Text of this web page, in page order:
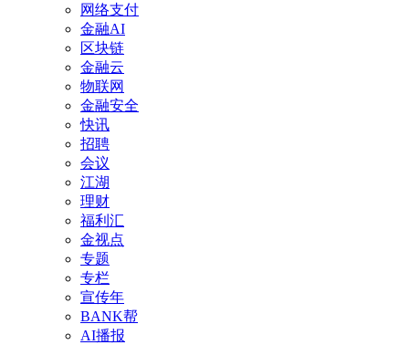
网络支付
金融AI
区块链
金融云
物联网
金融安全
快讯
招聘
会议
江湖
理财
福利汇
金视点
专题
专栏
宣传年
BANK帮
AI播报